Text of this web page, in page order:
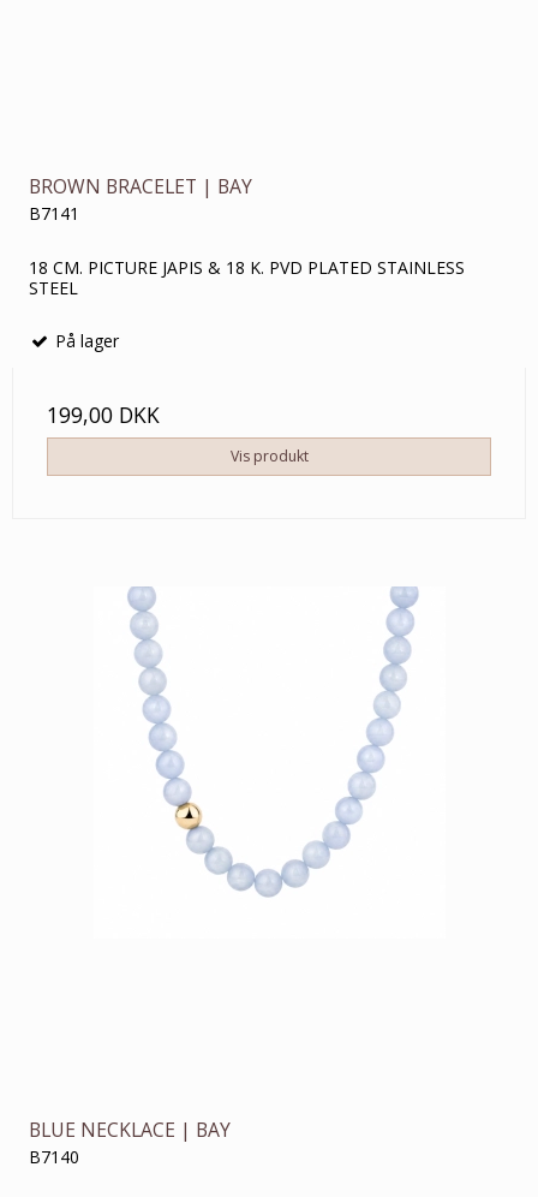
BROWN BRACELET | BAY
B7141
18 CM. PICTURE JAPIS & 18 K. PVD PLATED STAINLESS
STEEL
På lager
199,00 DKK
Vis produkt
BLUE NECKLACE | BAY
B7140